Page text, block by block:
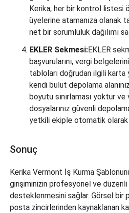
Kerika, her bir kontrol listesi
üyelerine atamanıza olanak
net bir sorumluluk dağılımı
EKLER Sekmesi:EKLER
başvurularını, vergi
tabloları doğrudan ilgili karta
kendi bulut depolama
boyutu sınırlaması yoktur
dosyalarınız güvenli
yetkili ekiple otomatik olarak
Sonuç
Kerika Vermont İş Kurma
girişiminizin profesyonel ve düzenli
desteklenmesini sağlar. Görsel bir
posta zincirlerinden kaynaklanan